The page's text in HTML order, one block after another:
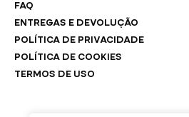
FAQ
ENTREGAS E DEVOLUÇÃO
POLÍTICA DE PRIVACIDADE
POLÍTICA DE COOKIES
TERMOS DE USO